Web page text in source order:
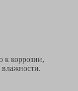
к коррозии,
влажности.